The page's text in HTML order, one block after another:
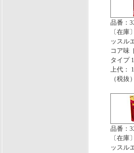
品番：
〔在庫
ッスル
コア味
タイプ
上代：
（税抜）
品番：
〔在庫
ッスル